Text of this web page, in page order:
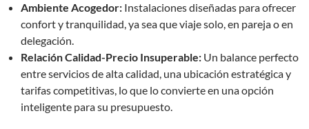
Ambiente Acogedor: Instalaciones diseñadas para ofrecer
confort y tranquilidad, ya sea que viaje solo, en pareja o en
delegación.
Relación Calidad-Precio Insuperable: Un balance perfecto
entre servicios de alta calidad, una ubicación estratégica y
tarifas competitivas, lo que lo convierte en una opción
inteligente para su presupuesto.